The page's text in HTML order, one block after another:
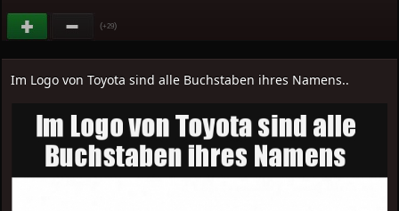
(+29)
Im Logo von Toyota sind alle Buchstaben ihres Namens..